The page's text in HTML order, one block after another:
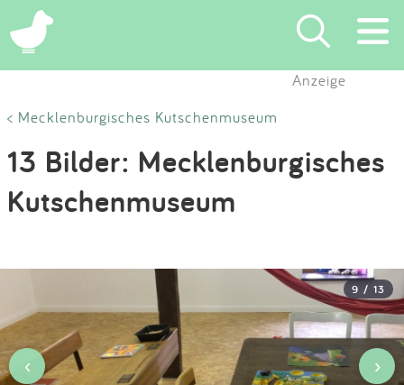
×
Suchen
Eintragen
App
Blog
Partner
Kontakt
Anzeige
< Mecklenburgisches Kutschenmuseum
13 Bilder: Mecklenburgisches
Kutschenmuseum
9 / 13
‹ ›